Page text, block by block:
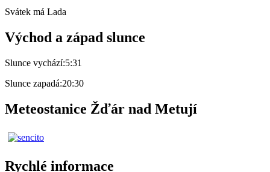
Svátek má Lada
Východ a západ slunce
Slunce vychází:5:31
Slunce zapadá:20:30
Meteostanice Žďár nad Metují
Rychlé informace